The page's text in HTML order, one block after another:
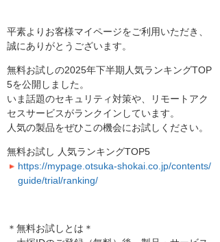
平素よりお客様マイページをご利用いただき、
誠にありがとうございます。
無料お試しの2025年下半期人気ランキングTOP
5を公開しました。
いま話題のセキュリティ対策や、リモートアク
セスサービスがランクインしています。
人気の製品をぜひこの機会にお試しください。
無料お試し 人気ランキングTOP5
https://mypage.otsuka-shokai.co.jp/contents/
guide/trial/ranking/
＊無料お試しとは＊